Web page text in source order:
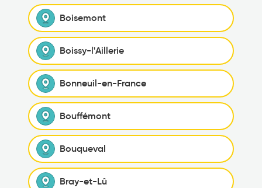
Boisemont
Boissy-l'Aillerie
Bonneuil-en-France
Bouffémont
Bouqueval
Bray-et-Lû